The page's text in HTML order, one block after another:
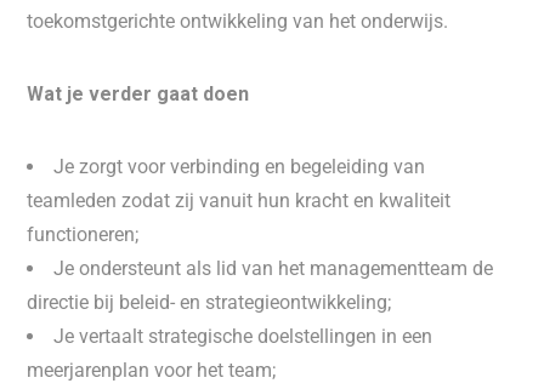
toekomstgerichte ontwikkeling van het onderwijs.
Wat je verder gaat doen
Je zorgt voor verbinding en begeleiding van
teamleden zodat zij vanuit hun kracht en kwaliteit
functioneren;
Je ondersteunt als lid van het managementteam de
directie bij beleid- en strategieontwikkeling;
Je vertaalt strategische doelstellingen in een
meerjarenplan voor het team;